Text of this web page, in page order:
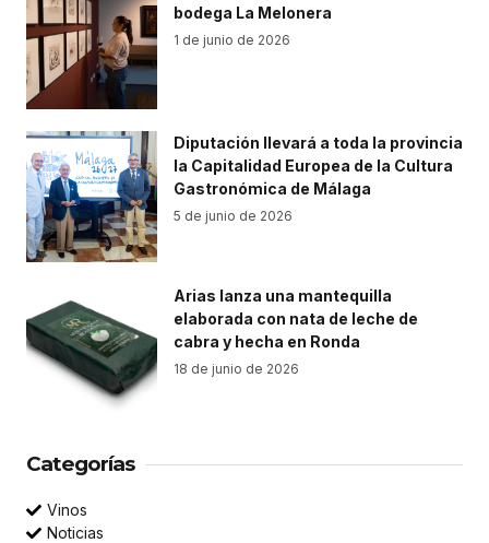
bodega La Melonera
1 de junio de 2026
Diputación llevará a toda la provincia
la Capitalidad Europea de la Cultura
Gastronómica de Málaga
5 de junio de 2026
Arias lanza una mantequilla
elaborada con nata de leche de
cabra y hecha en Ronda
18 de junio de 2026
Categorías
Vinos
Noticias